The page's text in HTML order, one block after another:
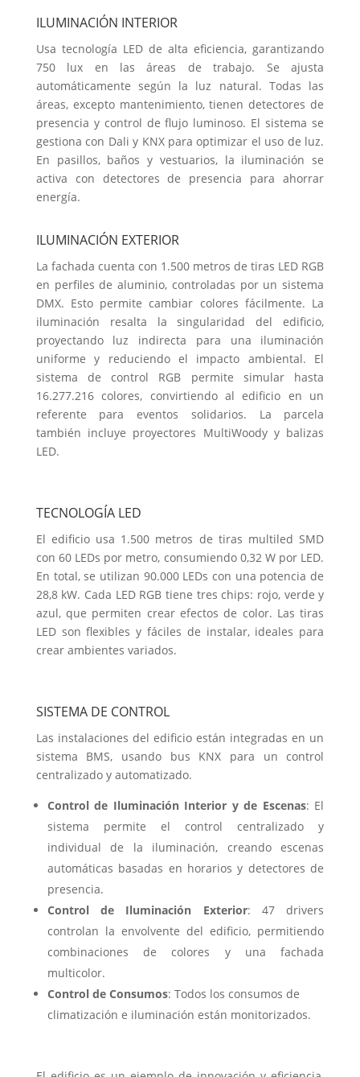
ILUMINACIÓN INTERIOR
Usa tecnología LED de alta eficiencia, garantizando
750 lux en las áreas de trabajo. Se ajusta
automáticamente según la luz natural. Todas las
áreas, excepto mantenimiento, tienen detectores de
presencia y control de flujo luminoso. El sistema se
gestiona con Dali y KNX para optimizar el uso de luz.
En pasillos, baños y vestuarios, la iluminación se
activa con detectores de presencia para ahorrar
energía.
ILUMINACIÓN EXTERIOR
La fachada cuenta con 1.500 metros de tiras LED RGB
en perfiles de aluminio, controladas por un sistema
DMX. Esto permite cambiar colores fácilmente. La
iluminación resalta la singularidad del edificio,
proyectando luz indirecta para una iluminación
uniforme y reduciendo el impacto ambiental. El
sistema de control RGB permite simular hasta
16.277.216 colores, convirtiendo al edificio en un
referente para eventos solidarios. La parcela
también incluye proyectores MultiWoody y balizas
LED.
TECNOLOGÍA LED
El edificio usa 1.500 metros de tiras multiled SMD
con 60 LEDs por metro, consumiendo 0,32 W por LED.
En total, se utilizan 90.000 LEDs con una potencia de
28,8 kW. Cada LED RGB tiene tres chips: rojo, verde y
azul, que permiten crear efectos de color. Las tiras
LED son flexibles y fáciles de instalar, ideales para
crear ambientes variados.
SISTEMA DE CONTROL
Las instalaciones del edificio están integradas en un
sistema BMS, usando bus KNX para un control
centralizado y automatizado.
Control de Iluminación Interior y de Escenas: El
sistema permite el control centralizado y
individual de la iluminación, creando escenas
automáticas basadas en horarios y detectores de
presencia.
Control de Iluminación Exterior: 47 drivers
controlan la envolvente del edificio, permitiendo
combinaciones de colores y una fachada
multicolor.
Control de Consumos: Todos los consumos de
climatización e iluminación están monitorizados.